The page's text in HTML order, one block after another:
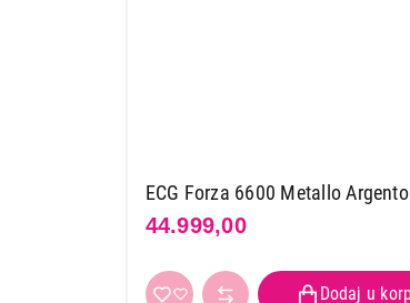
ECG Forza 6600 Metallo Argento
44.999,00